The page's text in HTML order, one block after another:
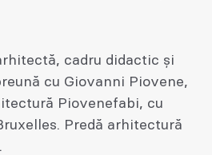
cadru didactic și
cu Giovanni Piovene,
Piovenefabi, cu
Predă arhitectură